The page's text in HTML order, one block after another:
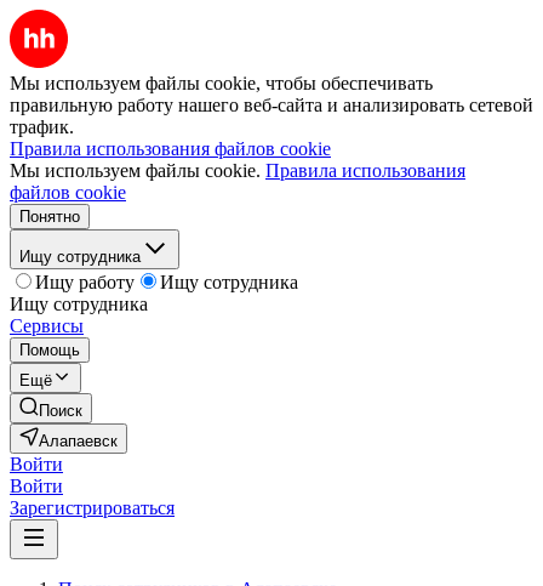
Мы используем файлы cookie, чтобы обеспечивать
правильную работу нашего веб-сайта и анализировать сетевой
трафик.
Правила использования файлов cookie
Мы используем файлы cookie. Правила использования
файлов cookie
Понятно
Ищу сотрудника
Ищу работу
Ищу сотрудника
Ищу сотрудника
Сервисы
Помощь
Ещё
Поиск
Алапаевск
Войти
Войти
Зарегистрироваться